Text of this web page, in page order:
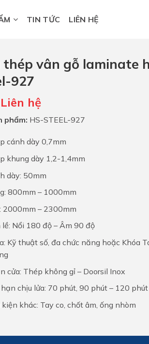
TIN TỨC LIÊN HỆ
thép vân gỗ laminate
927
Liên hệ
phẩm: HS-STEEL-927
cánh dày 0,7mm
khung dày 1,2-1,4mm
dày: 50mm
800mm – 1000mm
2000mm – 2300mm
lề: Nổi 180 độ – Âm 90 độ
Kỹ thuật số, đa chức năng hoặc Khóa
cửa: Thép không gỉ – Doorsil Inox
hạn chịu lửa: 70 phút, 90 phút – 120 phút
kiện khác: Tay co, chốt âm, ống nhòm